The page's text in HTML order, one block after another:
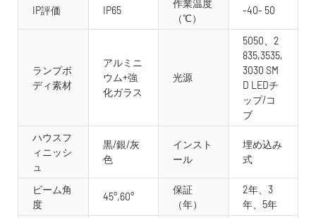
IP評価 IP65
作業温度
（℃）
-40- 50
ランプボ
ディ素材
アルミニ
ウム+強
化ガラス
光源
5050、2
835,3535,
3030 SM
D LEDチ
ップ/コ
ブ
ハウスフ
ィニッシ
ュ
黒/銀/灰
色
インスト
ール
埋め込み
式
ビーム角
度
45°,60°
保証
（年）
2年、3
年、5年